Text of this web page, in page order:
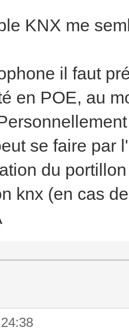
KNX me
il faut
en POE, au
se faire par
du
knx (en cas